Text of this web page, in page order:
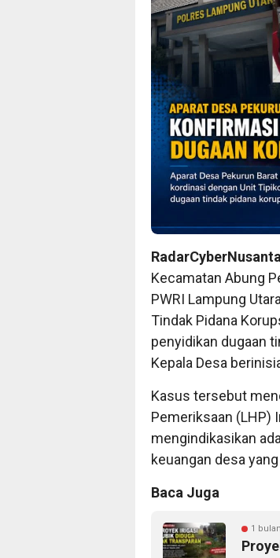
Kecamatan Abung
PWRI Lampung
Tindak Pidana
penyidikan dugaan
Kepala Desa
Kasus tersebut
Pemeriksaan (LHP)
mengindikasikan
keuangan desa
Baca Juga
1